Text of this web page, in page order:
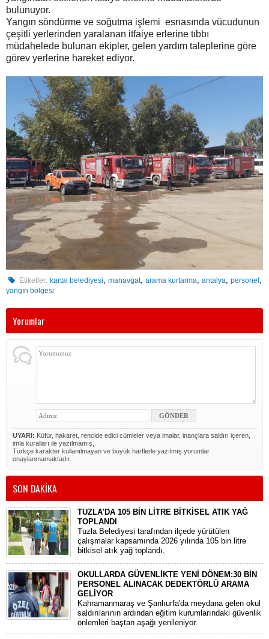
bulunuyor.
Yangın söndürme ve soğutma işlemi esnasında vücudunun
çeşitli yerlerinden yaralanan itfaiye erlerine tıbbı
müdahelede bulunan ekipler, gelen yardım taleplerine göre
görev yerlerine hareket ediyor.
Etiketler: kartal belediyesi ,manavgat,arama kurtarma ,antalya ,personel
yangın bölgesi
Yorumlar
UYARI: Küfür, hakaret, rencide edici cümleler veya imalar, inançlara saldırı içeren,
imla kuralları ile yazılmamış,
Türkçe karakter kullanılmayan ve büyük harflerle yazılmış yorumlar
onaylanmamaktadır.
SON DAKİKA
TUZLA'DA 105 BİN LİTRE BİTKİSEL ATIK YAĞ
TOPLANDI
Tuzla Belediyesi tarafından ilçede yürütülen
çalışmalar kapsamında 2026 yılında 105 bin litre
bitkisel atık yağ toplandı.
OKULLARDA GÜVENLİKTE YENİ DÖNEM:30 BİN
PERSONEL ALINACAK DEDEKTÖRLÜ ARAMA
GELİYOR
​Kahramanmaraş ve Şanlıurfa'da meydana gelen okul
saldırılarının ardından eğitim kurumlarındaki güvenlik
önlemleri baştan aşağı yenileniyor.